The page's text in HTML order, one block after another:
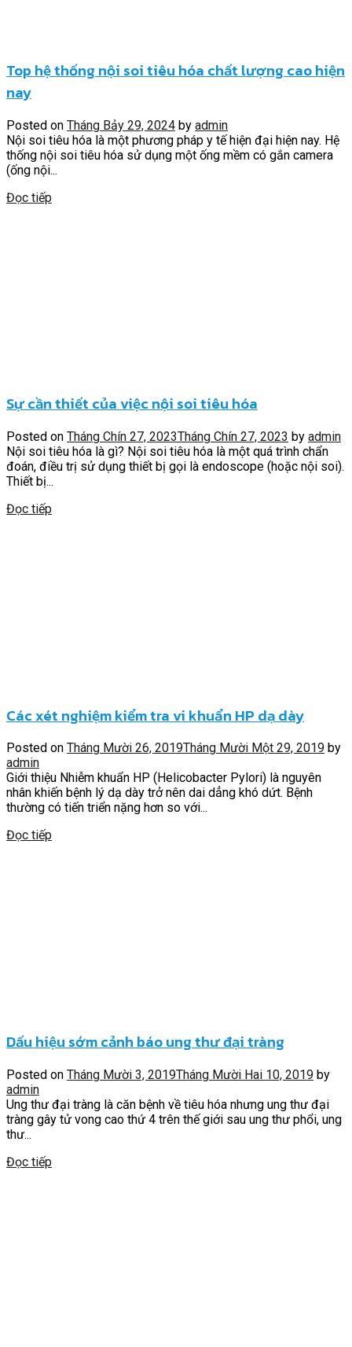
Top hệ thống nội soi tiêu hóa chất lượng cao hiện
nay
Posted on Tháng Bảy 29, 2024 by admin
Nội soi tiêu hóa là một phương pháp y tế hiện đại hiện nay. Hệ
thống nội soi tiêu hóa sử dụng một ống mềm có gắn camera
(ống nội...
Đọc tiếp
Sự cần thiết của việc nội soi tiêu hóa
Posted on Tháng Chín 27, 2023Tháng Chín 27, 2023 by admin
Nội soi tiêu hóa là gì? Nội soi tiêu hóa là một quá trình chẩn
đoán, điều trị sử dụng thiết bị gọi là endoscope (hoặc nội soi).
Thiết bị...
Đọc tiếp
Các xét nghiệm kiểm tra vi khuẩn HP dạ dày
Posted on Tháng Mười 26, 2019Tháng Mười Một 29, 2019 by
admin
Giới thiệu Nhiễm khuẩn HP (Helicobacter Pylori) là nguyên
nhân khiến bệnh lý dạ dày trở nên dai dẳng khó dứt. Bệnh
thường có tiến triển nặng hơn so với...
Đọc tiếp
Dấu hiệu sớm cảnh báo ung thư đại tràng
Posted on Tháng Mười 3, 2019Tháng Mười Hai 10, 2019 by
admin
Ung thư đại tràng là căn bệnh về tiêu hóa nhưng ung thư đại
tràng gây tử vong cao thứ 4 trên thế giới sau ung thư phổi, ung
thư...
Đọc tiếp